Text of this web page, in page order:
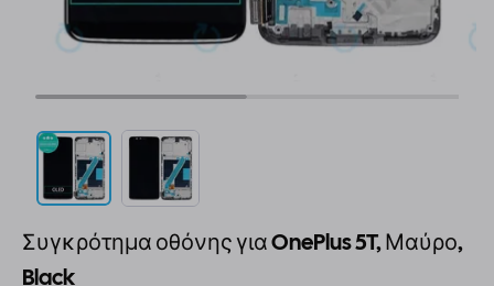
Συγκρότημα οθόνης για OnePlus 5T, Μαύρο,
Black